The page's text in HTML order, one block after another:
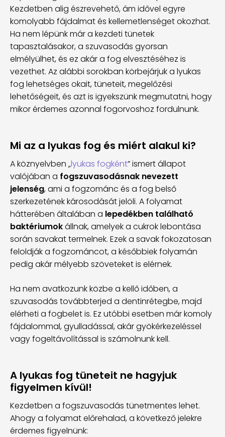
Kezdetben alig észrevehető, ám idővel egyre
komolyabb fájdalmat és kellemetlenséget okozhat.
Ha nem lépünk már a kezdeti tünetek
tapasztalásakor, a szuvasodás gyorsan
elmélyülhet, és ez akár a fog elvesztéséhez is
vezethet. Az alábbi sorokban körbejárjuk a lyukas
fog lehetséges okait, tüneteit, megelőzési
lehetőségeit, és azt is igyekszünk megmutatni, hogy
mikor érdemes azonnal fogorvoshoz fordulnunk.
Mi az a lyukas fog és miért alakul ki?
A köznyelvben „lyukas fogként” ismert állapot
valójában a fogszuvasodásnak nevezett
jelenség, ami a fogzománc és a fog belső
szerkezetének károsodását jelöli. A folyamat
hátterében általában a lepedékben található
baktériumokállnak, amelyek a cukrok lebontása
során savakat termelnek. Ezek a savak fokozatosan
feloldják a fogzománcot, a későbbiek folyamán
pedig akár mélyebb szöveteket is elérnek.
Ha nem avatkozunk közbe a kellő időben, a
szuvasodás továbbterjed a dentinrétegbe, majd
elérheti a fogbelet is. Ez utóbbi esetben már komoly
fájdalommal, gyulladással, akár gyökérkezeléssel
vagy fogeltávolítással is számolnunk kell.
A lyukas fog tüneteit ne hagyjuk
figyelmen kívül!
Kezdetben a fogszuvasodás tünetmentes lehet.
Ahogy a folyamat előrehalad, a következő jelekre
érdemes figyelnünk: